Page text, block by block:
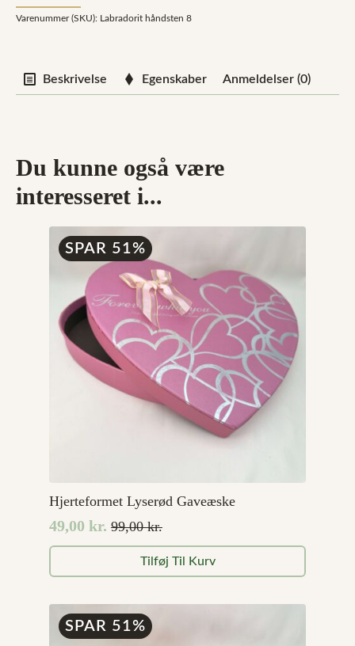
Varenummer (SKU): Labradorit håndsten 8
Beskrivelse Egenskaber Anmeldelser (0)
Du kunne også være
interesseret i...
SPAR 51%
Hjerteformet Lyserød Gaveæske
99,00kr.
Den
oprindelige
pris
99,00 kr..
49,00 kr.
Den
aktuelle
pris
49,00 kr..
Tilføj Til Kurv
SPAR 51%